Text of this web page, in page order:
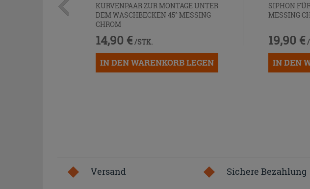
KURVENPAAR ZUR MONTAGE UNTER
DEM WASCHBECKEN 45° MESSING
CHROM
14,90 € /STK.
IN DEN WARENKORB LEGEN
SIPHON
MESSING
19,90 €
IN DEN
Versand Sichere Bezahlung